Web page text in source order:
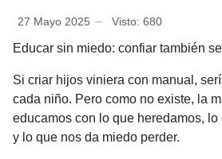
27 Mayo 2025 Visto: 680
Educar sin miedo: confiar también
Si criar hijos viniera con manual,
cada niño. Pero como no existe, la
educamos con lo que heredamos,
y lo que nos da miedo perder.